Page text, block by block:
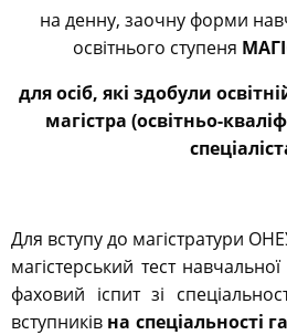
на денну, заочну форми
освітнього ступеня
для осіб, які здобули
магістра (освітньо-
Для вступу до магістратури
магістерський тест
фаховий іспит зі
вступників на спеціальності